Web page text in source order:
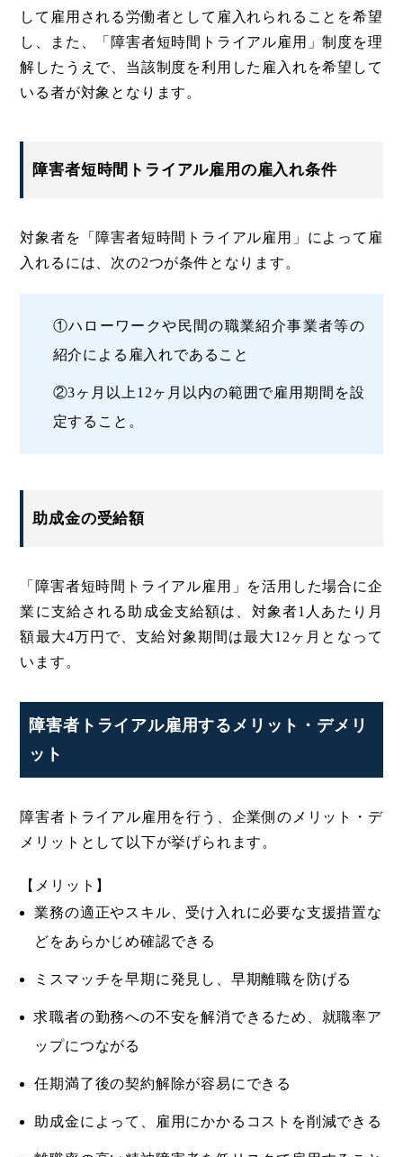
して雇用される労働者として雇入れられることを希望
し、また、「障害者短時間トライアル雇用」制度を理
解したうえで、当該制度を利用した雇入れを希望して
いる者が対象となります。
障害者短時間トライアル雇用の雇入れ条件
対象者を「障害者短時間トライアル雇用」によって雇
入れるには、次の2つが条件となります。
①ハローワークや民間の職業紹介事業者等の
紹介による雇入れであること
②3ヶ月以上12ヶ月以内の範囲で雇用期間を設
定すること。
助成金の受給額
「障害者短時間トライアル雇用」を活用した場合に企
業に支給される助成金支給額は、対象者1人あたり月
額最大4万円で、支給対象期間は最大12ヶ月となって
います。
障害者トライアル雇用するメリット・デメリ
ット
障害者トライアル雇用を行う、企業側のメリット・デ
メリットとして以下が挙げられます。
【メリット】
業務の適正やスキル、受け入れに必要な支援措置な
どをあらかじめ確認できる
ミスマッチを早期に発見し、早期離職を防げる
求職者の勤務への不安を解消できるため、就職率ア
ップにつながる
任期満了後の契約解除が容易にできる
助成金によって、雇用にかかるコストを削減できる